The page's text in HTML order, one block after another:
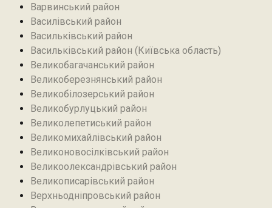
Варвинський район
Василівський район
Васильківський район
Васильківський район (Київська область)
Великобагачанський район
Великоберезнянський район
Великобілозерський район‎
Великобурлуцький район
Великолепетиський район
Великомихайлівський район‎
Великоновосілківський район‎
Великоолександрівський район
Великописарівський район
Верхньодніпровський район